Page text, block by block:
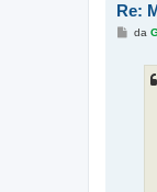
Re:
Mda